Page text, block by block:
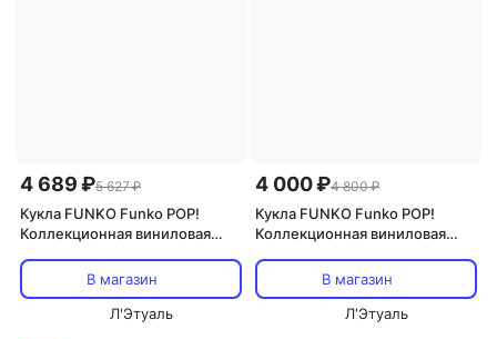
4 689 ₽5 627 ₽
Кукла FUNKO Funko POP!
Коллекционная виниловая
В магазин
Л'Этуаль
4 000 ₽4 800 ₽
Кукла FUNKO Funko POP!
Коллекционная виниловая
В магазин
Л'Этуаль